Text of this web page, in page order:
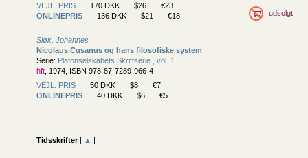
VEJL. PRIS
170 DKK $26
€23
ONLINEPRIS
136 DKK $21 €18 udsolgt
Sløk, Johannes
Nicolaus Cusanus og hans filosofiske system
Serie: Platonselskabets Skriftserie , vol. 1
hft , 1974, ISBN 978-87-7289-966-4
VEJL. PRIS
50 DKK $8
€7
ONLINEPRIS
40 DKK $6 €5
Tidsskrifter| ▲ |